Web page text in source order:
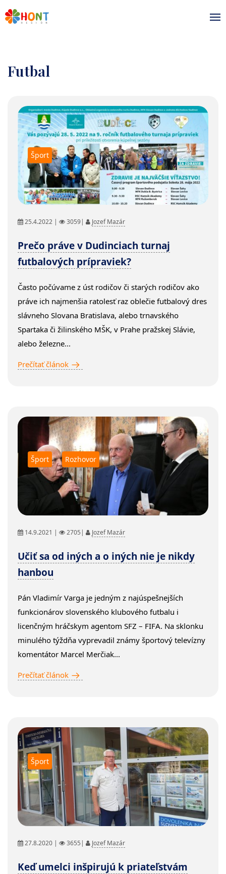
Futbal
Šport
25.4.2022 | 3059| Jozef Mazár
Prečo práve v Dudinciach turnaj
futbalových prípraviek?
Často počúvame z úst rodičov či starých rodičov ako
práve ich najmenšia ratolesť raz oblečie futbalový dres
slávneho Slovana Bratislava, alebo trnavského
Spartaka či žilinského MŠK, v Prahe pražskej Slávie,
alebo železne...
Prečítať článok
Šport Rozhovor
14.9.2021 | 2705| Jozef Mazár
Učiť sa od iných a o iných nie je nikdy
hanbou
Pán Vladimír Varga je jedným z najúspešnejších
funkcionárov slovenského klubového futbalu i
licenčným hráčskym agentom SFZ – FIFA. Na sklonku
minulého týždňa vyprevadil známy športový televízny
komentátor Marcel Merčiak...
Prečítať článok
Šport
27.8.2020 | 3655| Jozef Mazár
Keď umelci inšpirujú k priateľstvám